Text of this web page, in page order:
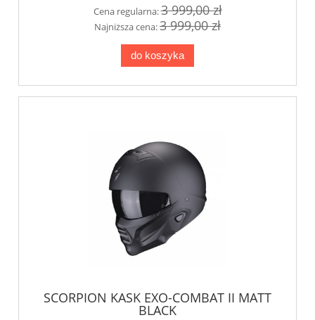
Cena regularna:3 999,00 zł
Najniższa cena:3 999,00 zł
do koszyka
SCORPION KASK EXO-COMBAT II MATT
BLACK